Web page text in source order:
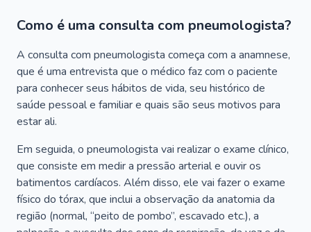
Como é uma consulta com pneumologista?
A consulta com pneumologista começa com a anamnese,
que é uma entrevista que o médico faz com o paciente
para conhecer seus hábitos de vida, seu histórico de
saúde pessoal e familiar e quais são seus motivos para
estar ali.
Em seguida, o pneumologista vai realizar o exame clínico,
que consiste em medir a pressão arterial e ouvir os
batimentos cardíacos. Além disso, ele vai fazer o exame
físico do tórax, que inclui a observação da anatomia da
região (normal, “peito de pombo”, escavado etc.), a